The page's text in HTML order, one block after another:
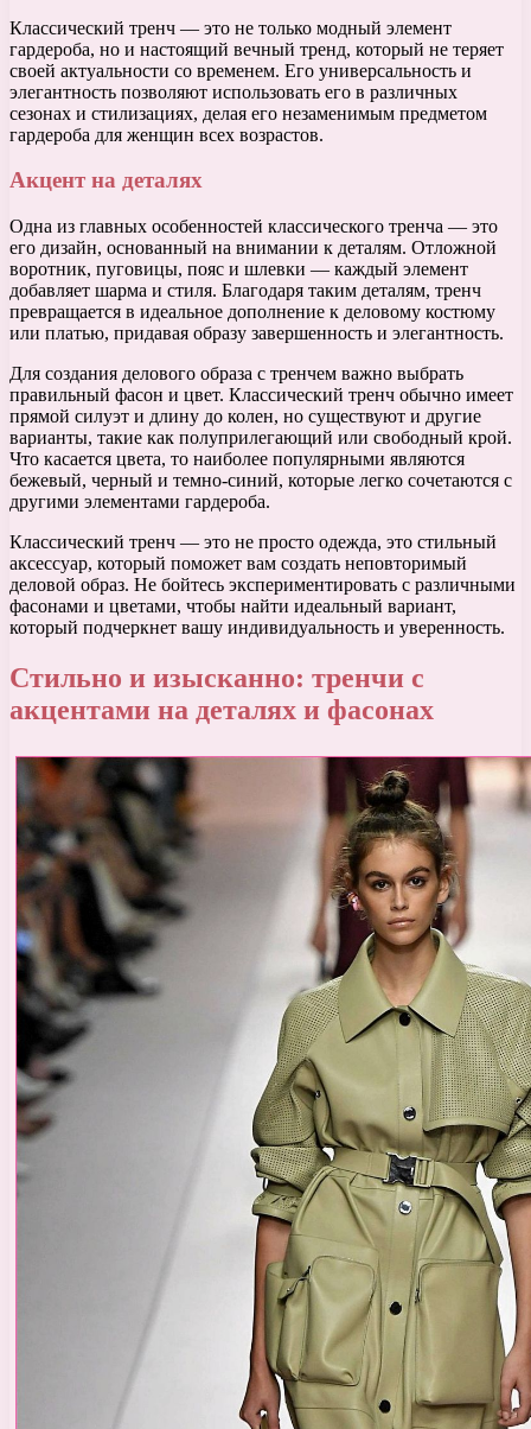
Классический тренч — это не только модный элемент
гардероба, но и настоящий вечный тренд, который не теряет
своей актуальности со временем. Его универсальность и
элегантность позволяют использовать его в различных
сезонах и стилизациях, делая его незаменимым предметом
гардероба для женщин всех возрастов.
Акцент на деталях
Одна из главных особенностей классического тренча — это
его дизайн, основанный на внимании к деталям. Отложной
воротник, пуговицы, пояс и шлевки — каждый элемент
добавляет шарма и стиля. Благодаря таким деталям, тренч
превращается в идеальное дополнение к деловому костюму
или платью, придавая образу завершенность и элегантность.
Для создания делового образа с тренчем важно выбрать
правильный фасон и цвет. Классический тренч обычно имеет
прямой силуэт и длину до колен, но существуют и другие
варианты, такие как полуприлегающий или свободный крой.
Что касается цвета, то наиболее популярными являются
бежевый, черный и темно-синий, которые легко сочетаются с
другими элементами гардероба.
Классический тренч — это не просто одежда, это стильный
аксессуар, который поможет вам создать неповторимый
деловой образ. Не бойтесь экспериментировать с различными
фасонами и цветами, чтобы найти идеальный вариант,
который подчеркнет вашу индивидуальность и уверенность.
Стильно и изысканно: тренчи с
акцентами на деталях и фасонах